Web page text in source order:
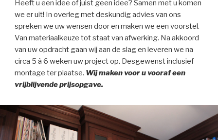
Heeft u een idee of juist geen idee? Samen met u komen
we er uit! In overleg met deskundig advies van ons
spreken we uw wensen door en maken we een voorstel.
Van materiaalkeuze tot staat van afwerking. Na akkoord
van uw opdracht gaan wij aan de slag en leveren we na
circa 5 à 6 weken uw project op. Desgewenst inclusief
montage ter plaatse. Wij maken voor u vooraf een
vrijblijvende prijsopgave.